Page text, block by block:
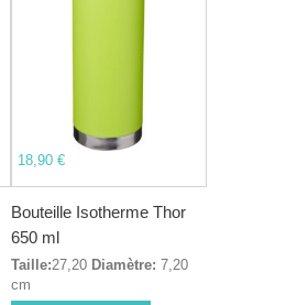
18,90 €
Bouteille Isotherme Thor
650 ml
Taille:27,20 Diamètre: 7,20
cm